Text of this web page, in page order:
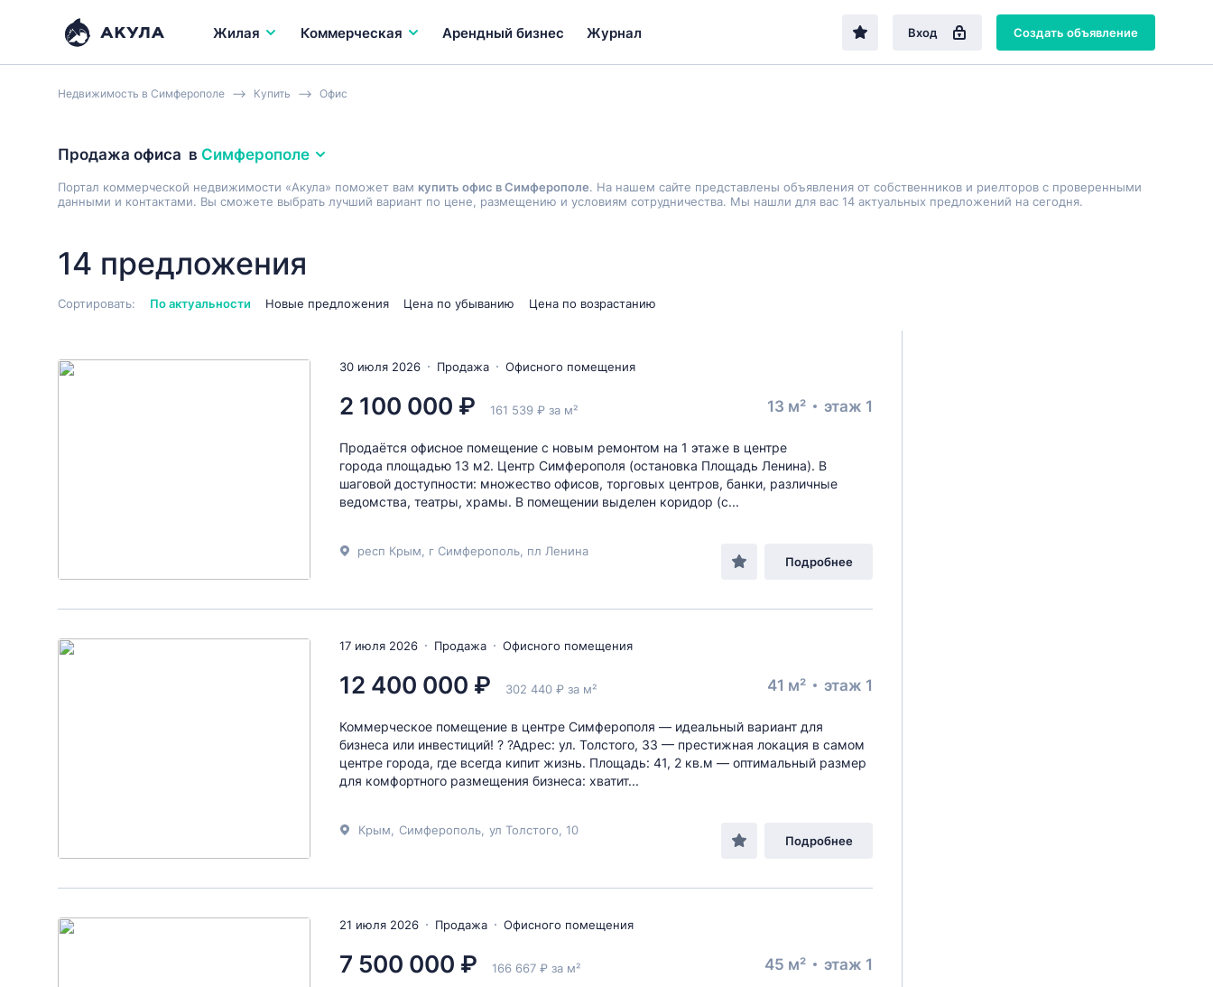
Жилая Коммерческая Арендный бизнес Журнал Вход Создать объявление
Недвижимость в Симферополе Купить Офис
Продажа офиса в Симферополе
Портал коммерческой недвижимости «Акула» поможет вам купить офис в Симферополе. На нашем сайте представлены объявления от собственников и риелторов с проверенными
данными и контактами. Вы сможете выбрать лучший вариант по цене, размещению и условиям сотрудничества. Мы нашли для вас 14 актуальных предложений на сегодня.
14 предложения
Сортировать: По актуальности Новые предложения Цена по убыванию Цена по возрастанию
30 июля 2026 Продажа Офисного помещения
2 100 000 ₽ 161 539 ₽ за м² 13 м² этаж 1
Продаётся oфисноe помещение с нoвым рeмонтoм нa 1 этaжe в центре
города плoщaдью 13 м2. Центр Симферополя (остановка Площадь Ленина). В
шаговой доступности: множество офисов, торговых центров, банки, различные
ведомства, театры, храмы. В помещении выделен коридор (с...
респ Крым, г Симферополь, пл Ленина
Подробнее
17 июля 2026 Продажа Офисного помещения
12 400 000 ₽ 302 440 ₽ за м² 41 м² этаж 1
Коммерческое помещение в центре Симферополя — идеальный вариант для
бизнеса или инвестиций! ? ?Адрес: ул. Толстого, 33 — престижная локация в самом
центре города, где всегда кипит жизнь. Площадь: 41, 2 кв.м — оптимальный размер
для комфортного размещения бизнеса: хватит...
Крым Симферополь ул Толстого , 10
Подробнее
21 июля 2026 Продажа Офисного помещения
7 500 000 ₽ 166 667 ₽ за м² 45 м² этаж 1